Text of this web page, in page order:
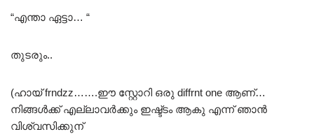
“എന്താ ഏട്ടാ… “
തുടരും..
(ഹായ് frndzz…….ഈ സ്റ്റോറി ഒരു diffrnt one ആണ്…
നിങ്ങൾക്ക് എല്ലാവർക്കും ഇഷ്ട്ടം ആകു എന്ന് ഞാൻ
വിശ്വസിക്കുന്